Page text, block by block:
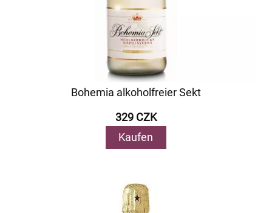
Bohemia alkoholfreier Sekt
329 CZK
Kaufen